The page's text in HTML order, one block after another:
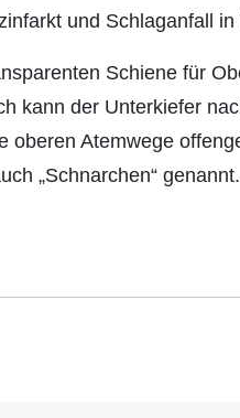
und Schlaganfall
Schiene für
kann der Unterkiefer
Atemwege
„Schnarchen“